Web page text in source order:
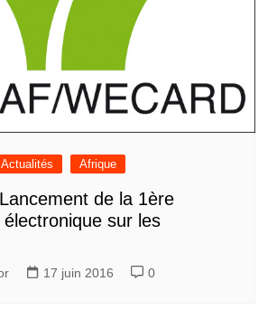
Actualités Afrique
de la 1ère
sur les
17 juin 2016 0